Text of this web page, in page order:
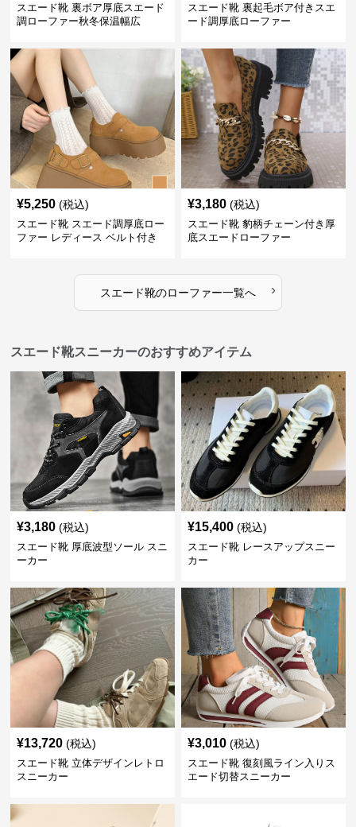
スエード靴 裏ボア厚底スエード
調ローファー秋冬保温幅広
スエード靴 裏起毛ボア付きスエ
ード調厚底ローファー
¥5,250 (税込)
スエード靴 スエード調厚底ロー
ファー レディース ベルト付き
¥3,180 (税込)
スエード靴 豹柄チェーン付き厚
底スエードローファー
スエード靴のローファー一覧へ ›
スエード靴スニーカーのおすすめアイテム
¥3,180 (税込)
スエード靴 厚底波型ソール スニ
ーカー
¥15,400 (税込)
スエード靴 レースアップスニー
カー
¥13,720 (税込)
スエード靴 立体デザインレトロ
スニーカー
¥3,010 (税込)
スエード靴 復刻風ライン入りス
エード切替スニーカー